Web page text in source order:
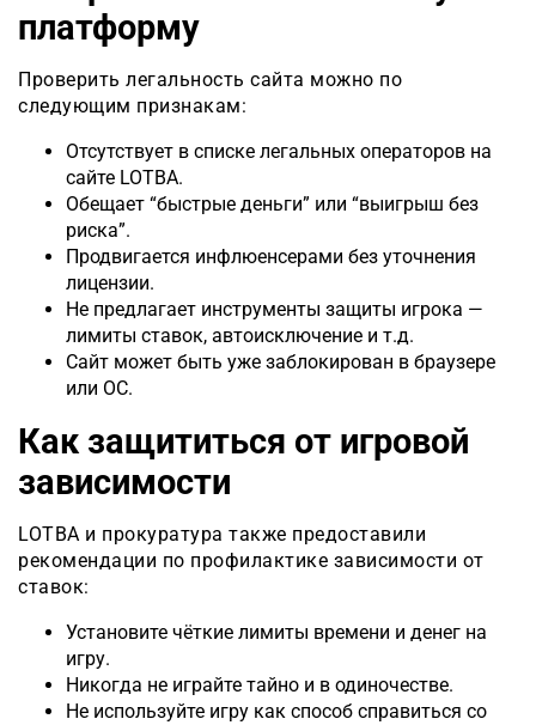
платформу
Проверить легальность сайта можно по
следующим признакам:
Отсутствует в списке легальных операторов на
сайте LOTBA.
Обещает “быстрые деньги” или “выигрыш без
риска”.
Продвигается инфлюенсерами без уточнения
лицензии.
Не предлагает инструменты защиты игрока —
лимиты ставок, автоисключение и т.д.
Сайт может быть уже заблокирован в браузере
или ОС.
Как защититься от игровой
зависимости
LOTBA и прокуратура также предоставили
рекомендации по профилактике зависимости от
ставок:
Установите чёткие лимиты времени и денег на
игру.
Никогда не играйте тайно и в одиночестве.
Не используйте игру как способ справиться со